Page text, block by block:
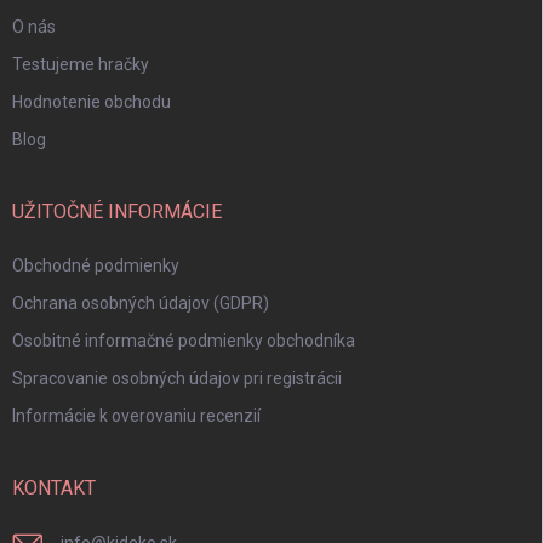
O nás
Testujeme hračky
Hodnotenie obchodu
Blog
UŽITOČNÉ INFORMÁCIE
Obchodné podmienky
Ochrana osobných údajov (GDPR)
Osobitné informačné podmienky obchodníka
Spracovanie osobných údajov pri registrácii
Informácie k overovaniu recenzií
KONTAKT